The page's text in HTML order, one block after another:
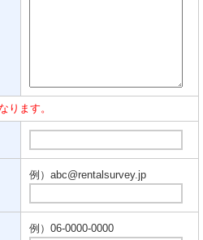
ります。
例）abc@rentalsurvey.jp
例）06-0000-0000